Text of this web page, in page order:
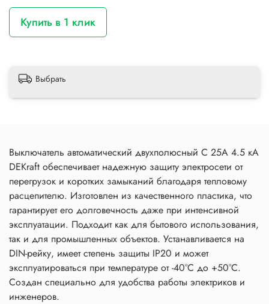
Купить в 1 клик
Выбрать
Выключатель автоматический двухполюсный C 25A 4.5 кА
DEKraft обеспечивает надежную защиту электросети от
перегрузок и коротких замыканий благодаря тепловому
расцепителю. Изготовлен из качественного пластика, что
гарантирует его долговечность даже при интенсивной
эксплуатации. Подходит как для бытового использования,
так и для промышленных объектов. Устанавливается на
DIN-рейку, имеет степень защиты IP20 и может
эксплуатироваться при температуре от -40°C до +50°C.
Создан специально для удобства работы электриков и
инженеров.